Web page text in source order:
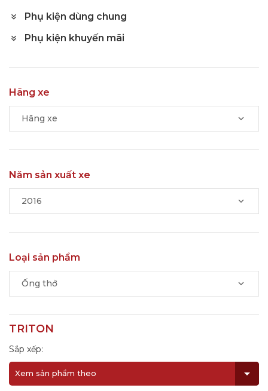
Phụ kiện dùng chung
Phụ kiện khuyến mãi
Hãng xe
Hãng xe
Năm sản xuất xe
2016
Loại sản phẩm
Ống thở
TRITON
Sắp xếp:
Xem sản phẩm theo